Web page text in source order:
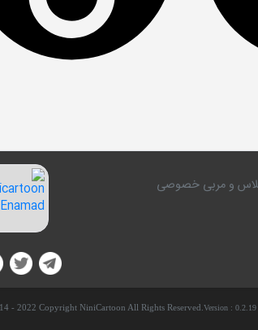
کلاس و مربی خصوصی
- 2022 Copyright NiniCartoon All Rights Reserved. Version : 0.2.19